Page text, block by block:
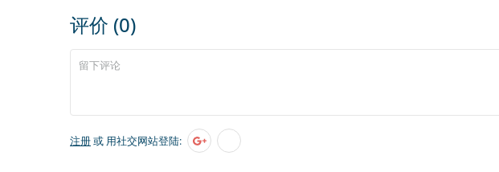
评价 (0)
注册或 用社交网站登陆: